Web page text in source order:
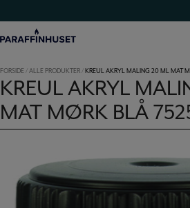
til
indholdet
FORSIDE /ALLE PRODUKTER/ KREUL AKRYL MALING 20 ML MAT
KREUL AKRYL
MAT MØRK BLÅ